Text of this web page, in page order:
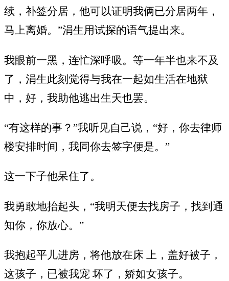
续，补签分居，他可以证明我俩已分居两年，
马上离婚。”涓生用试探的语气提出来。
我眼前一黑，连忙深呼吸。等一年半也来不及
了，涓生此刻觉得与我在一起如生活在地狱
中，好，我助他逃出生天也罢。
“有这样的事？”我听见自己说，“好，你去律师
楼安排时间，我同你去签字便是。”
这一下子他呆住了。
我勇敢地抬起头，“我明天便去找房子，找到通
知你，你放心。”
我抱起平儿进房，将他放在床 上，盖好被子，
这孩子，已被我宠 坏了，娇如女孩子。